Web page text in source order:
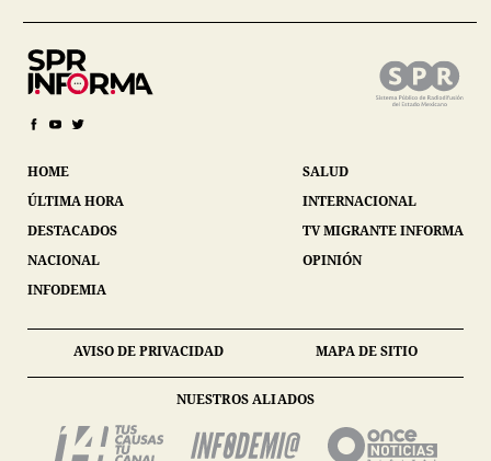
HOME
ÚLTIMA HORA
DESTACADOS
NACIONAL
INFODEMIA
SALUD
INTERNACIONAL
TV MIGRANTE INFORMA
OPINIÓN
AVISO DE PRIVACIDAD MAPA DE SITIO
NUESTROS ALIADOS